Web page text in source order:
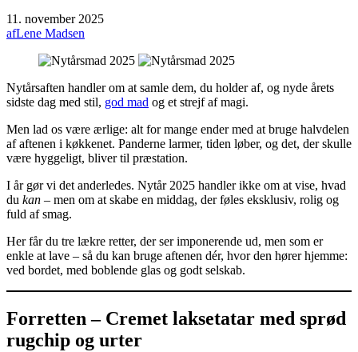
11. november 2025
afLene Madsen
Nytårsaften handler om at samle dem, du holder af, og nyde årets
sidste dag med stil, god mad og et strejf af magi.
Men lad os være ærlige: alt for mange ender med at bruge halvdelen
af aftenen i køkkenet. Panderne larmer, tiden løber, og det, der skulle
være hyggeligt, bliver til præstation.
I år gør vi det anderledes. Nytår 2025 handler ikke om at vise, hvad
du kan – men om at skabe en middag, der føles eksklusiv, rolig og
fuld af smag.
Her får du tre lækre retter, der ser imponerende ud, men som er
enkle at lave – så du kan bruge aftenen dér, hvor den hører hjemme:
ved bordet, med boblende glas og godt selskab.
Forretten – Cremet laksetatar med sprød
rugchip og urter